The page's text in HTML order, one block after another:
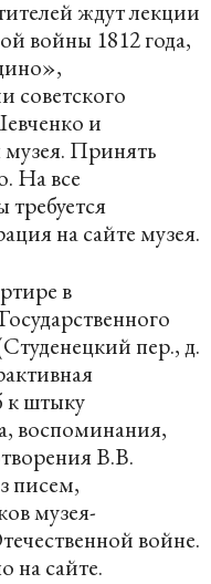
ждут лекции
войны 1812 года,
советского
и
музея. Принять
На все
насайтемузея.
в
пер., д.
к штыку
воспоминания,
В.В.
писем,
музея-
войне.
насайте.